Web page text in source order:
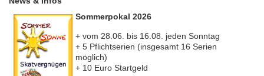
Sommerpokal 2026
+ vom 28.06. bis 16.08. jeden Sonntag
+ 5 Pflichtserien (insgesamt 16 Serien
möglich)
+ 10 Euro Startgeld